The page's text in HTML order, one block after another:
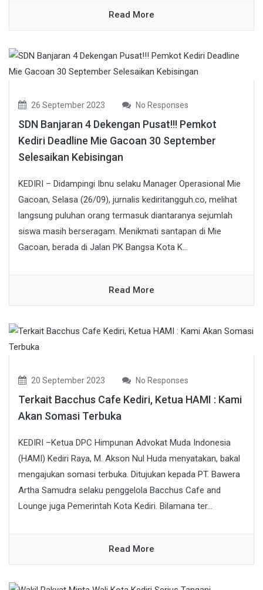
Read More
26 September 2023 No Responses
SDN Banjaran 4 Dekengan Pusat!!! Pemkot
Kediri Deadline Mie Gacoan 30 September
Selesaikan Kebisingan
KEDIRI – Didampingi Ibnu selaku Manager Operasional Mie
Gacoan, Selasa (26/09), jurnalis kediritangguh.co, melihat
langsung puluhan orang termasuk diantaranya sejumlah
siswa masih berseragam. Menikmati santapan di Mie
Gacoan, berada di Jalan PK Bangsa Kota K...
Read More
20 September 2023 No Responses
Terkait Bacchus Cafe Kediri, Ketua HAMI : Kami
Akan Somasi Terbuka
KEDIRI –Ketua DPC Himpunan Advokat Muda Indonesia
(HAMI) Kediri Raya, M. Akson Nul Huda menyatakan, bakal
mengajukan somasi terbuka. Ditujukan kepada PT. Bawera
Artha Samudra selaku penggelola Bacchus Cafe and
Lounge juga Pemerintah Kota Kediri. Bilamana ter...
Read More